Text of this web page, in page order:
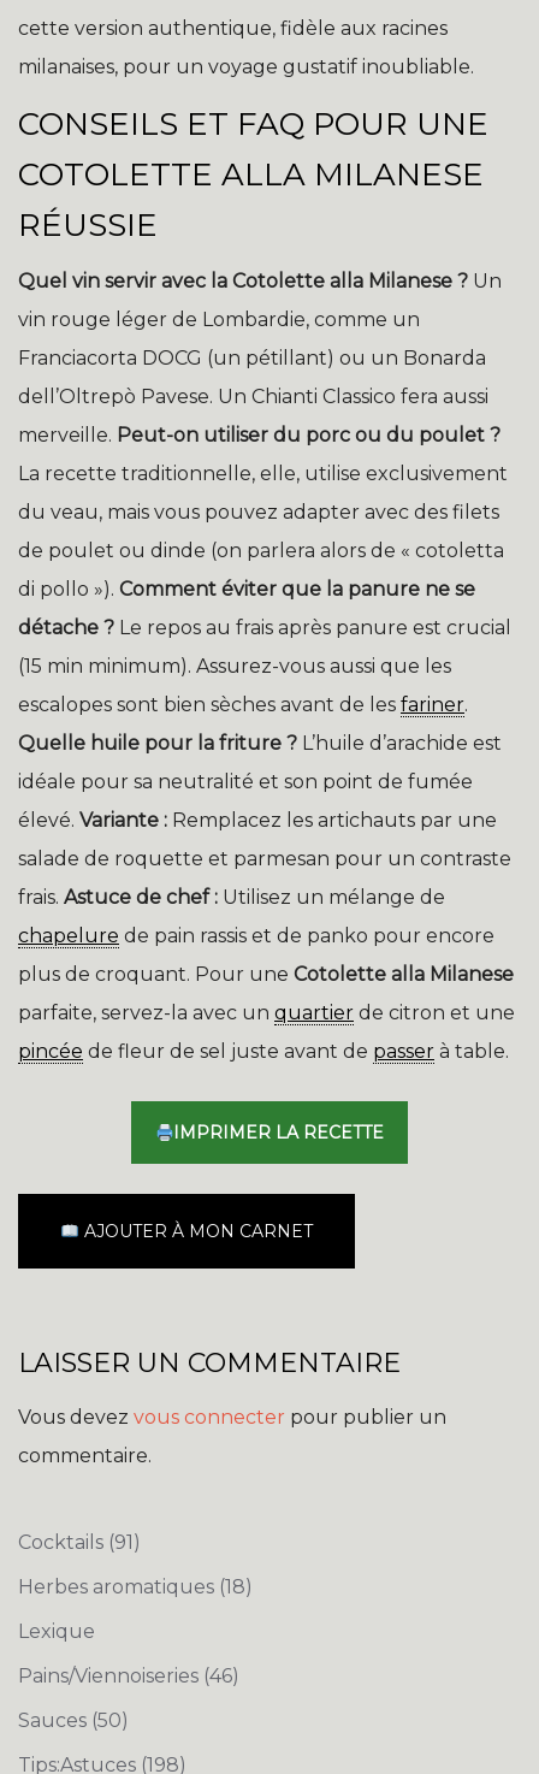
cette version authentique, fidèle aux racines
milanaises, pour un voyage gustatif inoubliable.
CONSEILS ET FAQ POUR UNE
COTOLETTE ALLA MILANESE
RÉUSSIE
Quel vin servir avec la Cotolette alla Milanese ? Un
vin rouge léger de Lombardie, comme un
Franciacorta DOCG (un pétillant) ou un Bonarda
dell’Oltrepò Pavese. Un Chianti Classico fera aussi
merveille. Peut-on utiliser du porc ou du poulet ?
La recette traditionnelle, elle, utilise exclusivement
du veau, mais vous pouvez adapter avec des filets
de poulet ou dinde (on parlera alors de « cotoletta
di pollo »). Comment éviter que la panure ne se
détache ? Le repos au frais après panure est crucial
(15 min minimum). Assurez-vous aussi que les
escalopes sont bien sèches avant de les fariner.
Quelle huile pour la friture ? L’huile d’arachide est
idéale pour sa neutralité et son point de fumée
élevé. Variante : Remplacez les artichauts par une
salade de roquette et parmesan pour un contraste
frais. Astuce de chef : Utilisez un mélange de
chapelure de pain rassis et de panko pour encore
plus de croquant. Pour une Cotolette alla Milanese
parfaite, servez-la avec un quartier de citron et une
pincée de fleur de sel juste avant de passer à table.
IMPRIMER LA RECETTE
AJOUTER À MON CARNET
LAISSER UN COMMENTAIRE
Vous devez vous connecter pour publier un
commentaire.
Cocktails (91)
Herbes aromatiques (18)
Lexique
Pains/Viennoiseries (46)
Sauces (50)
Tips:Astuces (198)